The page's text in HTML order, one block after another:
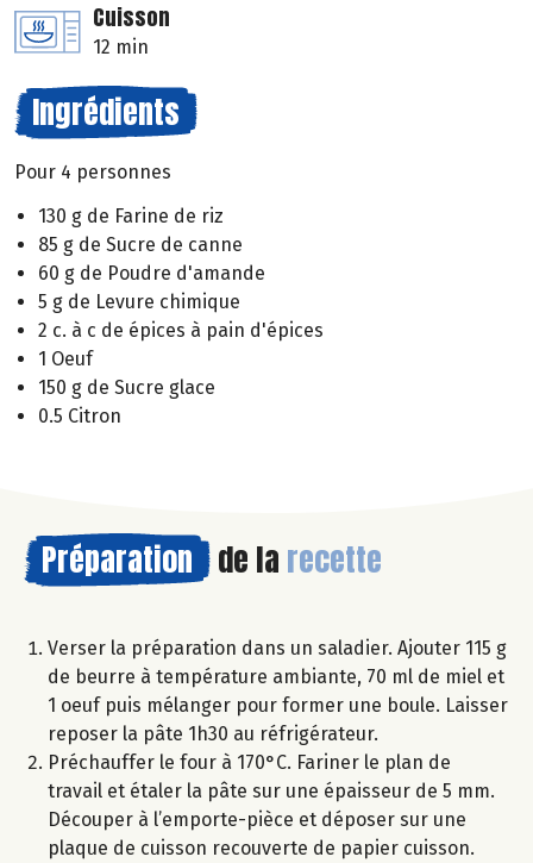
Cuisson
12 min
Ingrédients
Pour 4 personnes
130 g de Farine de riz
85 g de Sucre de canne
60 g de Poudre d'amande
5 g de Levure chimique
2 c. à c de épices à pain d'épices
1 Oeuf
150 g de Sucre glace
0.5 Citron
Préparation de la recette
Verser la préparation dans un saladier. Ajouter 115 g
de beurre à température ambiante, 70 ml de miel et
1 oeuf puis mélanger pour former une boule. Laisser
reposer la pâte 1h30 au réfrigérateur.
Préchauffer le four à 170°C. Fariner le plan de
travail et étaler la pâte sur une épaisseur de 5 mm.
Découper à l’emporte-pièce et déposer sur une
plaque de cuisson recouverte de papier cuisson.